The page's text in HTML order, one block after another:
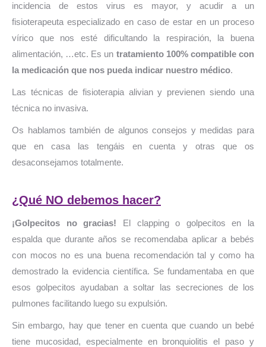
incidencia de estos virus es mayor, y acudir a un
fisioterapeuta especializado en caso de estar en un proceso
vírico que nos esté dificultando la respiración, la buena
alimentación, …etc. Es un tratamiento 100% compatible con
la medicación que nos pueda indicar nuestro médico.
Las técnicas de fisioterapia alivian y previenen siendo una
técnica no invasiva.
Os hablamos también de algunos consejos y medidas para
que en casa las tengáis en cuenta y otras que os
desaconsejamos totalmente.
¿Qué NO debemos hacer?
¡Golpecitos no gracias! El clapping o golpecitos en la
espalda que durante años se recomendaba aplicar a bebés
con mocos no es una buena recomendación tal y como ha
demostrado la evidencia científica. Se fundamentaba en que
esos golpecitos ayudaban a soltar las secreciones de los
pulmones facilitando luego su expulsión.
Sin embargo, hay que tener en cuenta que cuando un bebé
tiene mucosidad, especialmente en bronquiolitis el paso y